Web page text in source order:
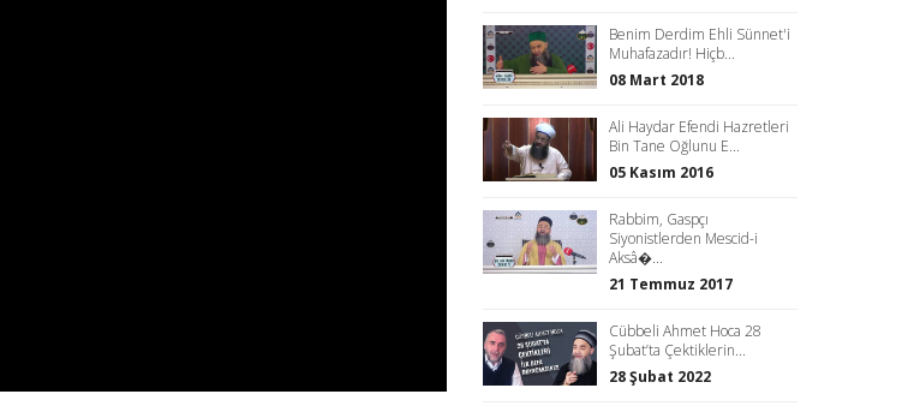
Benim Derdim Ehli Sünnet'i
Muhafazadır! Hiçb...
08 Mart 2018
Ali Haydar Efendi Hazretleri
Bin Tane Oğlunu E...
05 Kasım 2016
Rabbim, Gaspçı
Siyonistlerden Mescid-i
Aksâ�...
21 Temmuz 2017
Cübbeli Ahmet Hoca 28
Şubat’ta Çektiklerin...
28 Şubat 2022